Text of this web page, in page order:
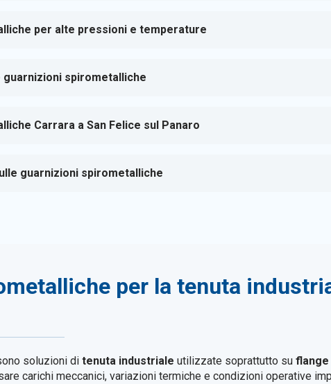
per alte pressioni e temperature
spirometalliche
Carrara a San Felice sul Panaro
guarnizioni spirometalliche
per la tenuta
soluzioni di tenuta industriale utilizzate soprattutto su flange
carichi meccanici, variazioni termiche e condizioni operative